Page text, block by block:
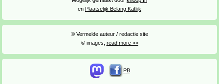
en Plaatselijk Belang Katlijk
© Vermelde auteur / redactie site
© images, read more >>
PB